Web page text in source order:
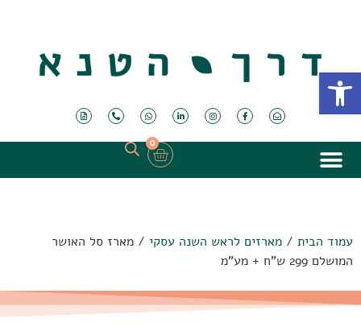
פתח סרגל נגישות
0
עמוד הבית / מארזים לראש השנה עסקי / מארז סל האושר
המושלם 299 ש"ח + מע"מ